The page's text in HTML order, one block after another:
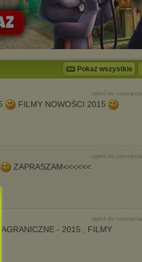
Pokaż wszystkie
zgłoś do usunięcia
FILMY NOWOŚCI 2015
zgłoś do usunięcia
ZAPRASZAM<<<<<<
zgłoś do usunięcia
- 2015 , FILMY